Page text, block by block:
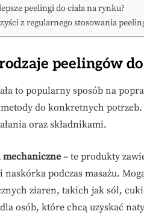
peelingi do ciała na rynku?
z regularnego stosowania
peelingów do
to popularny sposób na
do konkretnych
oraz składnikami.
mechaniczne – te produkty
podczas masażu.
ziaren, takich jak sól,
osób, które chcą uzyskać